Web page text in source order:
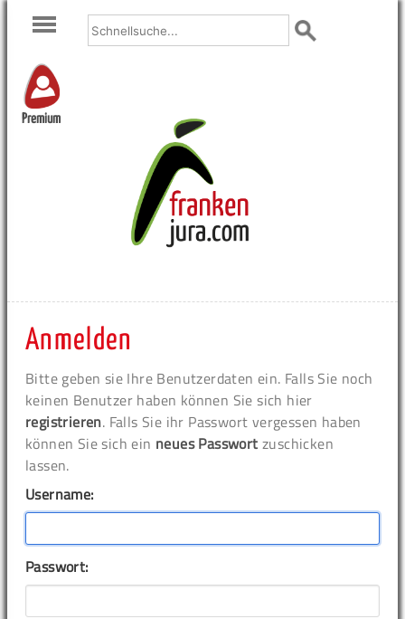
Premium
Anmelden
Bitte geben sie Ihre Benutzerdaten ein. Falls Sie noch
keinen Benutzer haben können Sie sich hier
registrieren. Falls Sie ihr Passwort vergessen haben
können Sie sich ein neues Passwort zuschicken
lassen.
Username:
Passwort: